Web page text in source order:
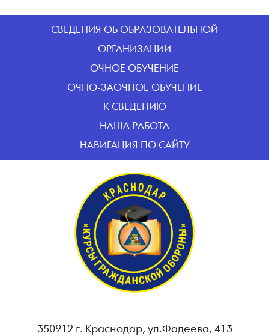
CВЕДЕНИЯ ОБ ОБРАЗОВАТЕЛЬНОЙ
ОРГАНИЗАЦИИ
ОЧНОЕ ОБУЧЕНИЕ
ОЧНО-ЗАОЧНОЕ ОБУЧЕНИЕ
К СВЕДЕНИЮ
НАША РАБОТА
НАВИГАЦИЯ ПО САЙТУ
350912 г. Краснодар, ул.Фадеева, 413